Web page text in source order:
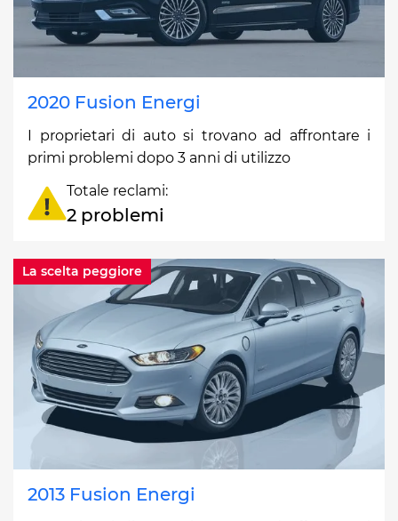
2020 Fusion Energi
I proprietari di auto si trovano ad affrontare i
primi problemi dopo 3 anni di utilizzo
Totale reclami:
2 problemi
La scelta peggiore
2013 Fusion Energi